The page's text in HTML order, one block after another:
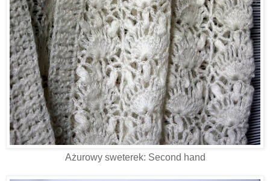
Ażurowy sweterek: Second hand